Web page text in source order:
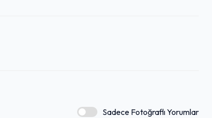
Sadece Fotoğraflı Yorumlar